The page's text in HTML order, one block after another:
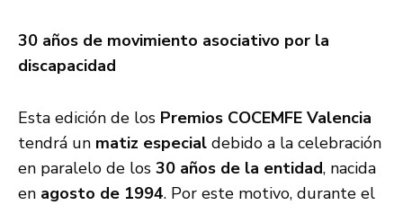
30 años de movimiento asociativo por la
discapacidad
Esta edición de los Premios COCEMFE Valencia
tendrá un matiz especial debido a la celebración
en paralelo de los 30 años de la entidad, nacida
en agosto de 1994. Por este motivo, durante el